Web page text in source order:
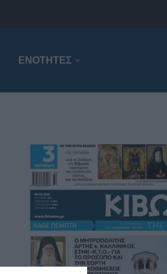
ΕΝΟΤΗΤΕΣ